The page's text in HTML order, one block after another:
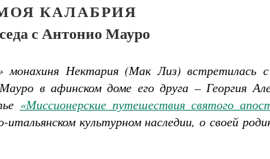
КАЛАБРИЯ
с Антонио Мауро
монахиня Нектария (Мак Лиз) встретилась с
в афинском доме его друга – Георгия
«Миссионерские путешествия святого
итальянском культурном наследии, о своей